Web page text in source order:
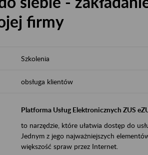
firmy
Szkolenia
obsługa klientów
Platforma Usług Elektronicznych ZUS
to narzędzie, które ułatwia dostęp do
Jednym z jego najważniejszych
większość spraw przez Internet.